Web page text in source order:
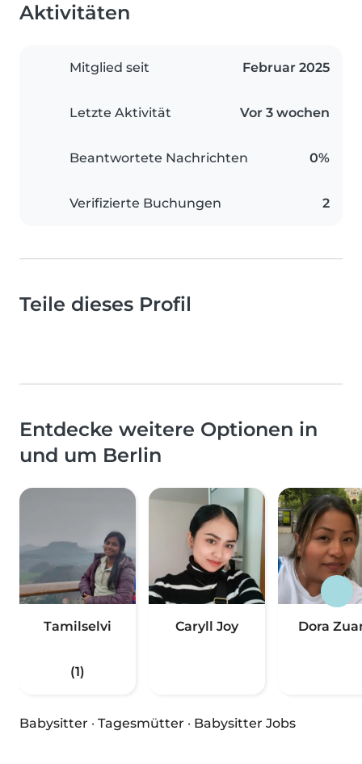
Aktivitäten
Mitglied seit Februar 2025
Letzte Aktivität Vor 3 wochen
Beantwortete Nachrichten 0%
Verifizierte Buchungen 2
Teile dieses Profil
Entdecke weitere Optionen in
und um Berlin
Tamilselvi
(1)
Caryll Joy Dora
Babysitter · Tagesmütter · Babysitter Jobs